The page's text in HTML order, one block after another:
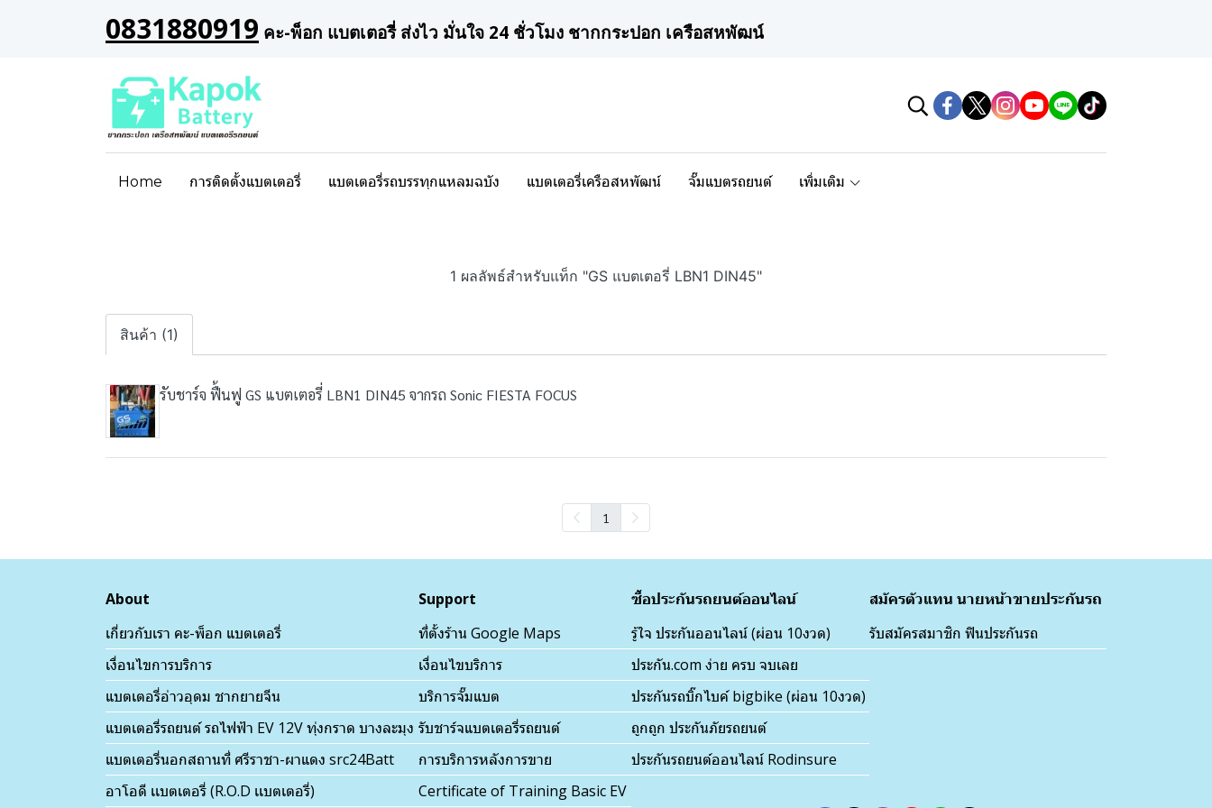
0831880919 คะ-พ็อก แบตเตอรี่ ส่งไว มั่นใจ 24 ชั่วโมง ชากกระปอก เครือสหพัฒน์
Home การติดตั้งแบตเตอรี่ แบตเตอรี่รถบรรทุกแหลมฉบัง แบตเตอรี่เครือสหพัฒน์ จั๊มแบตรถยนต์ เพิ่มเติม
1 ผลลัพธ์สำหรับแท็ก "GS แบตเตอรี่ LBN1 DIN45"
สินค้า (1)
รับชาร์จ ฟื้นฟู GS แบตเตอรี่ LBN1 DIN45 จากรถ Sonic FIESTA FOCUS
1
About
เกี่ยวกับเรา คะ-พ็อก แบตเตอรี่
เงื่อนไขการบริการ
แบตเตอรี่อ่าวอุดม ชากยายจีน
แบตเตอรี่รถยนต์ รถไฟฟ้า EV 12V ทุ่งกราด บางละมุง
แบตเตอรี่นอกสถานที่ ศรีราชา-ผาแดง src24Batt
อาโอดี เเบตเตอรี่ (R.O.D เเบตเตอรี่)
Support
ที่ตั้งร้าน Google Maps
เงื่อนไขบริการ
บริการจั๊มแบต
รับชาร์จแบตเตอรี่รถยนต์
การบริการหลังการขาย
Certificate of Training Basic EV
ซื้อประกันรถยนต์ออนไลน์
รู้ใจ ประกันออนไลน์ (ผ่อน 10งวด)
ประกัน.com ง่าย ครบ จบเลย
ประกันรถบิ๊กไบค์ bigbike (ผ่อน 10งวด)
ถูกถูก ประกันภัยรถยนต์
ประกันรถยนต์ออนไลน์ Rodinsure
สมัครตัวแทน นายหน้าขายประกันรถ
รับสมัครสมาชิก ฟินประกันรถ